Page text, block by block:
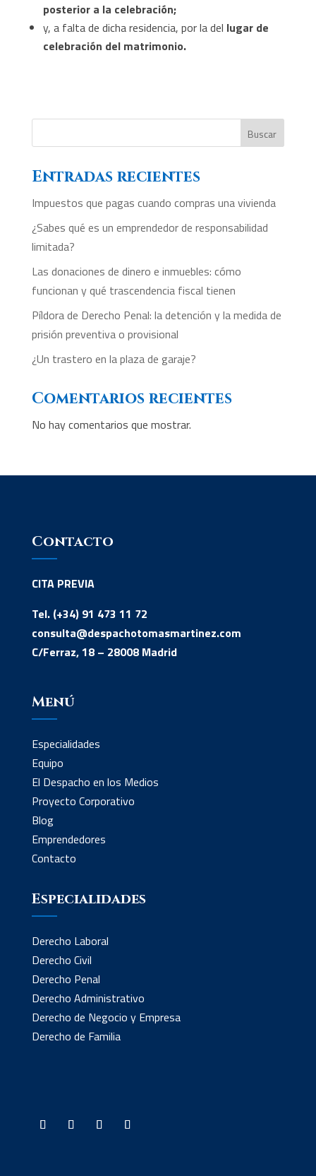
posterior a la celebración;
y, a falta de dicha residencia, por la del lugar de
celebración del matrimonio.
Buscar
Entradas recientes
Impuestos que pagas cuando compras una vivienda
¿Sabes qué es un emprendedor de responsabilidad
limitada?
Las donaciones de dinero e inmuebles: cómo
funcionan y qué trascendencia fiscal tienen
Píldora de Derecho Penal: la detención y la medida de
prisión preventiva o provisional
¿Un trastero en la plaza de garaje?
Comentarios recientes
No hay comentarios que mostrar.
Contacto
CITA PREVIA
Tel. (+34) 91 473 11 72
consulta@despachotomasmartinez.com
C/Ferraz, 18 – 28008 Madrid
Menú
Especialidades
Equipo
El Despacho en los Medios
Proyecto Corporativo
Blog
Emprendedores
Contacto
Especialidades
Derecho Laboral
Derecho Civil
Derecho Penal
Derecho Administrativo
Derecho de Negocio y Empresa
Derecho de Familia